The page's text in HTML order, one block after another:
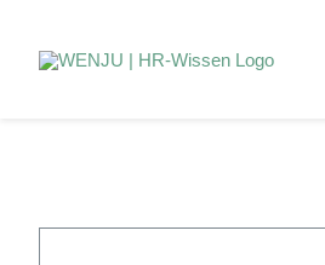
Inhalt